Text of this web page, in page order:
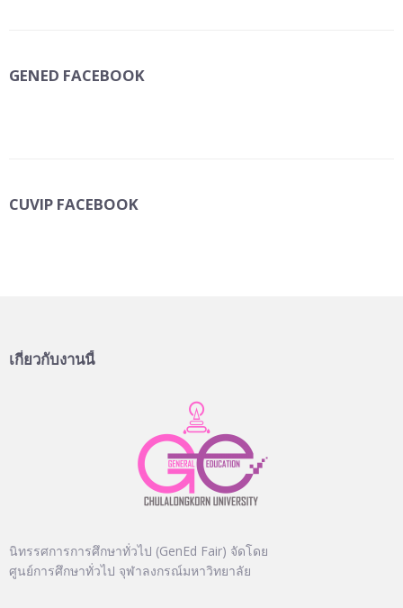
GENED FACEBOOK
CUVIP FACEBOOK
เกี่ยวกับงานนี้
นิทรรศการการศึกษาทั่วไป (GenEd Fair) จัดโดย
ศูนย์การศึกษาทั่วไป จุฬาลงกรณ์มหาวิทยาลัย